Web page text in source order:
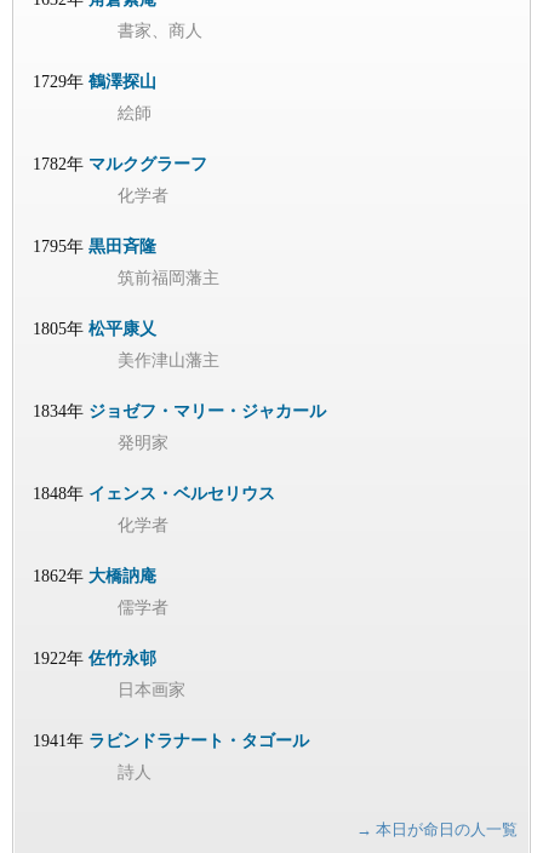
書家、商人
1729年 鶴澤探山
絵師
1782年 マルクグラーフ
化学者
1795年 黒田斉隆
筑前福岡藩主
1805年 松平康乂
美作津山藩主
1834年 ジョゼフ・マリー・ジャカール
発明家
1848年 イェンス・ベルセリウス
化学者
1862年 大橋訥庵
儒学者
1922年 佐竹永邨
日本画家
1941年 ラビンドラナート・タゴール
詩人
→ 本日が命日の人一覧